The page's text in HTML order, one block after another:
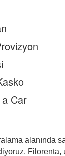
Car
alanında
Filorenta,